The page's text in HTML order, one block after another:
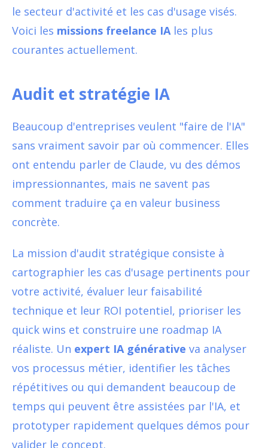
le secteur d'activité et les cas d'usage visés.
Voici les missions freelance IA les plus
courantes actuellement.
Audit et stratégie IA
Beaucoup d'entreprises veulent "faire de l'IA"
sans vraiment savoir par où commencer. Elles
ont entendu parler de Claude, vu des démos
impressionnantes, mais ne savent pas
comment traduire ça en valeur business
concrète.
La mission d'audit stratégique consiste à
cartographier les cas d'usage pertinents pour
votre activité, évaluer leur faisabilité
technique et leur ROI potentiel, prioriser les
quick wins et construire une roadmap IA
réaliste. Un expert IA générative va analyser
vos processus métier, identifier les tâches
répétitives ou qui demandent beaucoup de
temps qui peuvent être assistées par l'IA, et
prototyper rapidement quelques démos pour
valider le concept.